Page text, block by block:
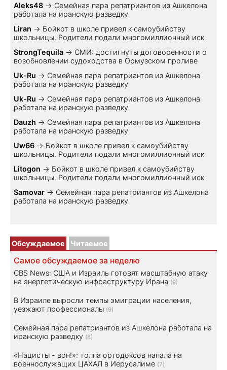
Aleks48 → Семейная пара репатриантов из Ашкелона
работала на иранскую разведку
Liran → Бойкот в школе привел к самоубийству
школьницы. Родители подали многомиллионный иск
StrongTequila → СМИ: достигнуты договоренности о
возобновлении судоходства в Ормузском проливе
Uk-Ru → Семейная пара репатриантов из Ашкелона
работала на иранскую разведку
Uk-Ru → Семейная пара репатриантов из Ашкелона
работала на иранскую разведку
Dauzh → Семейная пара репатриантов из Ашкелона
работала на иранскую разведку
Uw66 → Бойкот в школе привел к самоубийству
школьницы. Родители подали многомиллионный иск
Litogon → Бойкот в школе привел к самоубийству
школьницы. Родители подали многомиллионный иск
Samovar → Семейная пара репатриантов из Ашкелона
работала на иранскую разведку
Обсуждаемое Читаемое
Самое обсуждаемое за неделю
CBS News: США и Израиль готовят масштабную атаку
на энергетическую инфраструктуру Ирана (9)
В Израиле выросли темпы эмиграции населения,
уезжают профессионалы (9)
Семейная пара репатриантов из Ашкелона работала на
иранскую разведку (8)
«Нацисты - вон!»: толпа ортодоксов напала на
военнослужащих ЦАХАЛ в Иерусалиме (7)